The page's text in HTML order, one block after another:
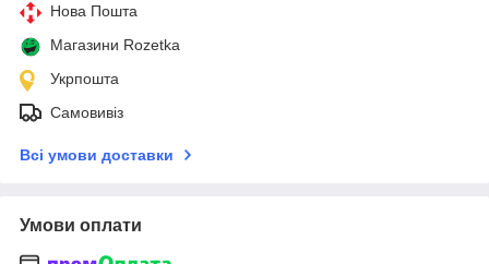
Нова Пошта
Магазини Rozetka
Укрпошта
Самовивіз
Всі умови доставки
Умови оплати